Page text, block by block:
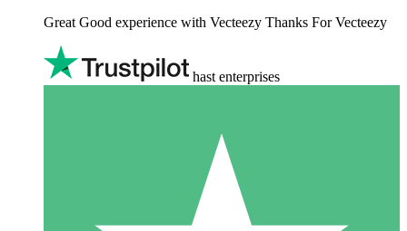
Great Good experience with Vecteezy Thanks For Vecteezy
hast enterprises